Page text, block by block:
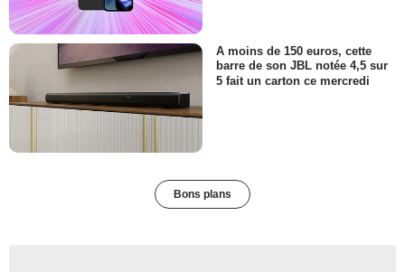
A moins de 150 euros, cette
barre de son JBL notée 4,5 sur
5 fait un carton ce mercredi
Bons plans